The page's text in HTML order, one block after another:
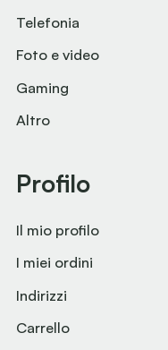
Telefonia
Foto e video
Gaming
Altro
Profilo
Il mio profilo
I miei ordini
Indirizzi
Carrello